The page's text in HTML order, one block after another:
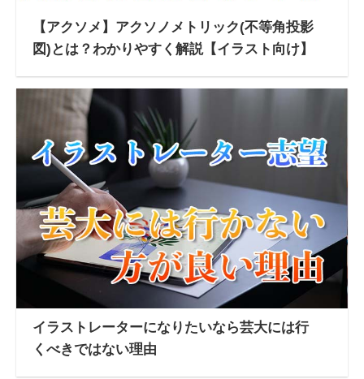
【アクソメ】アクソノメトリック(不等角投影
図)とは？わかりやすく解説【イラスト向け】
イラストレーターになりたいなら芸大には行
くべきではない理由